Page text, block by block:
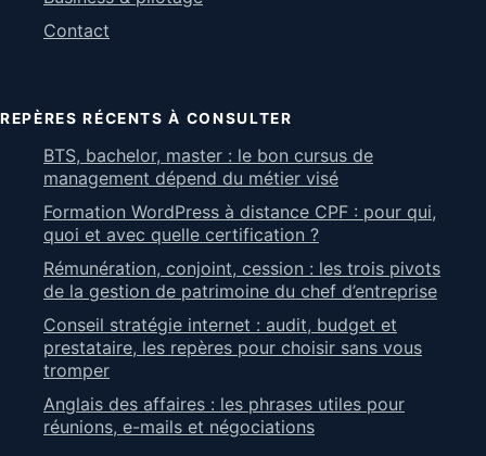
Contact
REPÈRES RÉCENTS À CONSULTER
BTS, bachelor, master : le bon cursus de
management dépend du métier visé
Formation WordPress à distance CPF : pour qui,
quoi et avec quelle certification ?
Rémunération, conjoint, cession : les trois pivots
de la gestion de patrimoine du chef d’entreprise
Conseil stratégie internet : audit, budget et
prestataire, les repères pour choisir sans vous
tromper
Anglais des affaires : les phrases utiles pour
réunions, e-mails et négociations